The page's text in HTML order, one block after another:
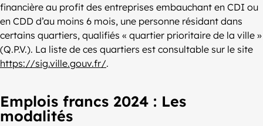
financière au profit des entreprises embauchant en CDI ou
en CDD d’au moins 6 mois, une personne résidant dans
certains quartiers, qualifiés « quartier prioritaire de la ville »
(Q.P.V.). La liste de ces quartiers est consultable sur le site
https://sig.ville.gouv.fr/.
Emplois francs 2024 : Les
modalités